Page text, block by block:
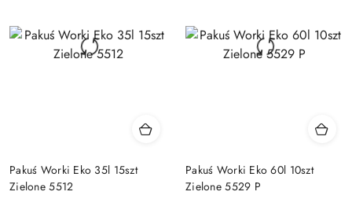
Pakuś Worki Eko 35l 15szt
Zielone 5512
Pakuś Worki Eko 60l 10szt
Zielone 5529 P